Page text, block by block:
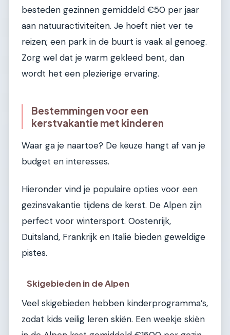
besteden gezinnen gemiddeld €50 per jaar
aan natuuractiviteiten. Je hoeft niet ver te
reizen; een park in de buurt is vaak al genoeg.
Zorg wel dat je warm gekleed bent, dan
wordt het een plezierige ervaring.
Bestemmingen voor een
kerstvakantie met kinderen
Waar ga je naartoe? De keuze hangt af van je
budget en interesses.
Hieronder vind je populaire opties voor een
gezinsvakantie tijdens de kerst. De Alpen zijn
perfect voor wintersport. Oostenrijk,
Duitsland, Frankrijk en Italië bieden geweldige
pistes.
Skigebieden in de Alpen
Veel skigebieden hebben kinderprogramma’s,
zodat kids veilig leren skiën. Een weekje skiën